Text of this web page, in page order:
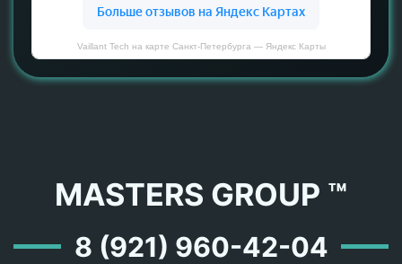
Vaillant Tech на карте Санкт‑Петербурга — Яндекс Карты
MASTERS GROUP ™
8 (921) 960-42-04